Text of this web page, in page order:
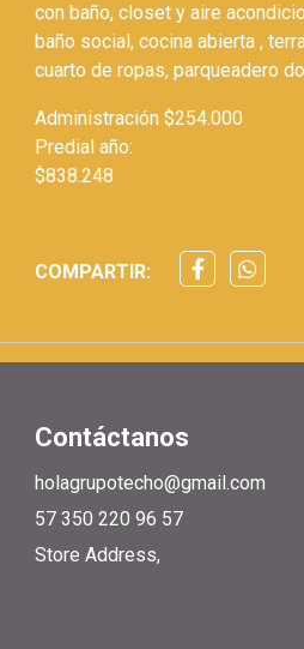
con baño, closet y aire
baño social, cocina abierta ,
cuarto de ropas, parqueadero
Administración $254.000
Predial año:
$838.248
COMPARTIR:
Contáctanos
holagrupotecho@gmail.com
57 350 220 96 57
Store Address,